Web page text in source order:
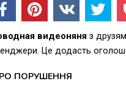
видеоняня з
Це додасть
ПОРУШЕННЯ